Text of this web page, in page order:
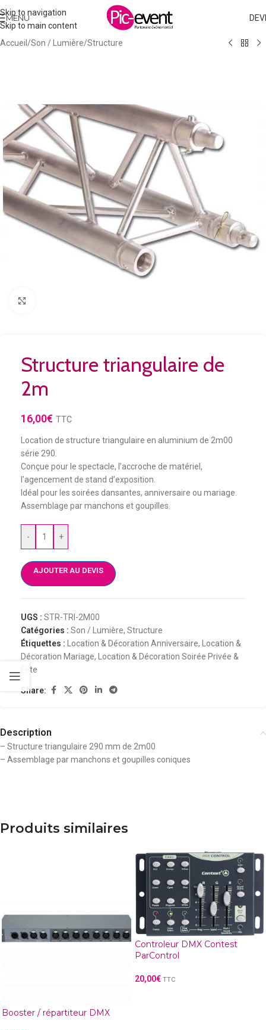
Skip to navigation
Skip to main content
MENU
Accueil /Son / Lumière/Structure
Structure triangulaire de
2m
16,00€ TTC
Location de structure triangulaire en aluminium de 2m00
série 290.
Conçue pour le spectacle, l’accroche de matériel,
l’agencement de stand d’exposition.
Idéal pour les soirées dansantes, anniversaire ou mariage.
Assemblage par manchons et goupilles.
- +
AJOUTER AU DEVIS
UGS : STR-TRI-2M00
Catégories : Son / Lumière, Structure
Étiquettes :
Location & Décoration Anniversaire,
Location &
Décoration Mariage,
Location & Décoration Soirée Privée &
Fête
Share:
Description
– Structure triangulaire 290 mm de 2m00
– Assemblage par manchons et goupilles coniques
Produits similaires
Booster / répartiteur DMX
Controleur DMX Contest
ParControl
20,00€ TTC